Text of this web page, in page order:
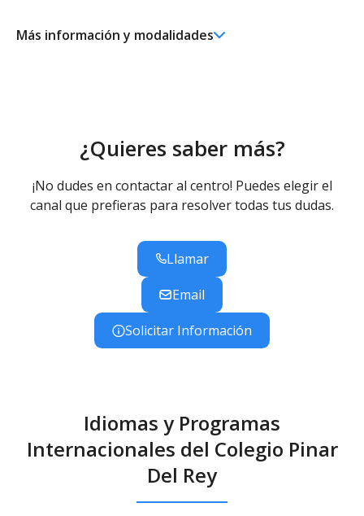
Más información y modalidades
¿Quieres saber más?
¡No dudes en contactar al centro! Puedes elegir el
canal que prefieras para resolver todas tus dudas.
Llamar
Email
Solicitar Información
Idiomas y Programas
Internacionales del Colegio Pinar
Del Rey